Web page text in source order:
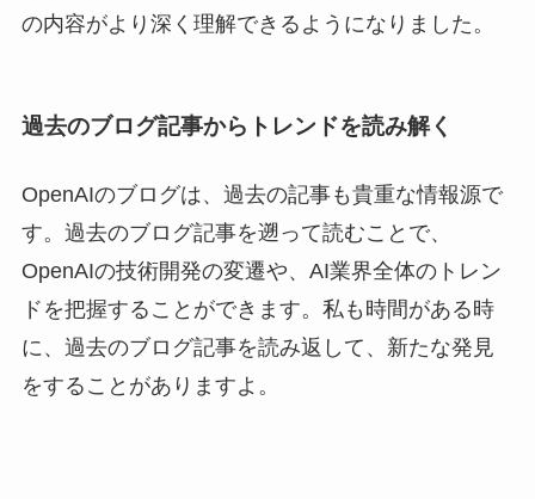
の内容がより深く理解できるようになりました。
過去のブログ記事からトレンドを読み解く
OpenAIのブログは、過去の記事も貴重な情報源で
す。過去のブログ記事を遡って読むことで、
OpenAIの技術開発の変遷や、AI業界全体のトレン
ドを把握することができます。私も時間がある時
に、過去のブログ記事を読み返して、新たな発見
をすることがありますよ。